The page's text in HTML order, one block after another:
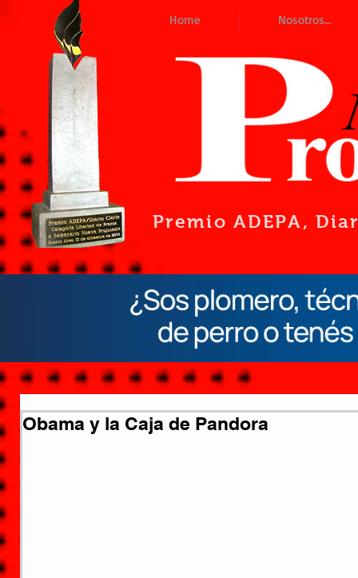
Home Nosotros...
Premio ADEPA,
Obama y la Caja de Pandora